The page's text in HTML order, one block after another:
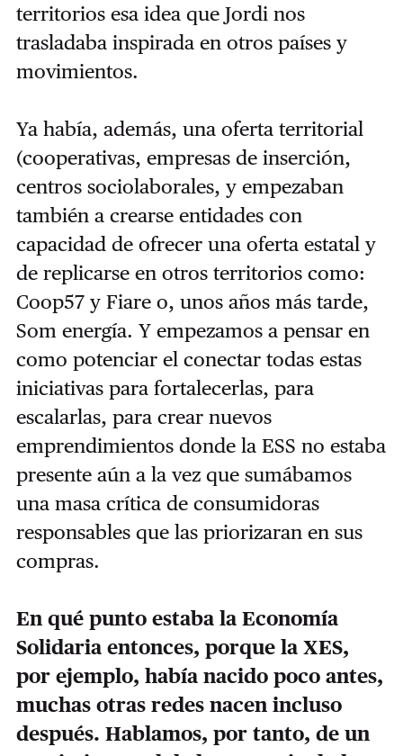
territorios esa idea que Jordi nos
trasladaba inspirada en otros países y
movimientos.
Ya había, además, una oferta territorial
(cooperativas, empresas de inserción,
centros sociolaborales, y empezaban
también a crearse entidades con
capacidad de ofrecer una oferta estatal y
de replicarse en otros territorios como:
Coop57 y Fiare o, unos años más tarde,
Som energía. Y empezamos a pensar en
como potenciar el conectar todas estas
iniciativas para fortalecerlas, para
escalarlas, para crear nuevos
emprendimientos donde la ESS no estaba
presente aún a la vez que sumábamos
una masa crítica de consumidoras
responsables que las priorizaran en sus
compras.
En qué punto estaba la Economía
Solidaria entonces, porque la XES,
por ejemplo, había nacido poco antes,
muchas otras redes nacen incluso
después. Hablamos, por tanto, de un